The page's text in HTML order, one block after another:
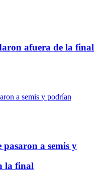
afuera de la final
a semis y
la final